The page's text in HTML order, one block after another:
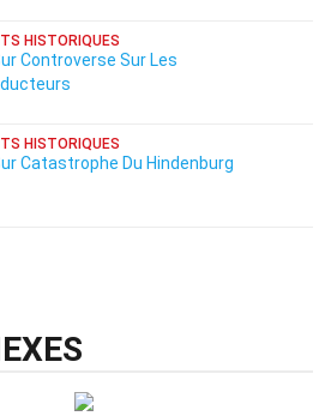
HISTORIQUES
Controverse Sur Les
HISTORIQUES
Catastrophe Du Hindenburg